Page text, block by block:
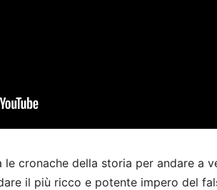
cronache della storia per andare a
il più ricco e potente impero del